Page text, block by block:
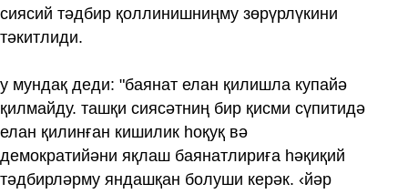
сиясий тәдбир қоллинишниңму зөрүрлүкини
тәкитлиди.
у мундақ деди: "баянат елан қилишла купайә
қилмайду. ташқи сиясәтниң бир қисми сүпитидә
елан қилинған кишилик һоқуқ вә
демократийәни яқлаш баянатлириға һәқиқий
тәдбирләрму яндашқан болуши керәк. ‹йәр